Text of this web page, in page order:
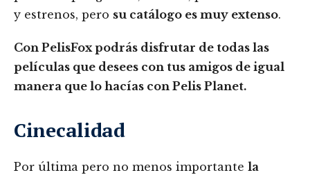
y estrenos, pero su catálogo es muy extenso.
Con PelisFox podrás disfrutar de todas las
películas que desees con tus amigos de igual
manera que lo hacías con Pelis Planet.
Cinecalidad
Por última pero no menos importante la